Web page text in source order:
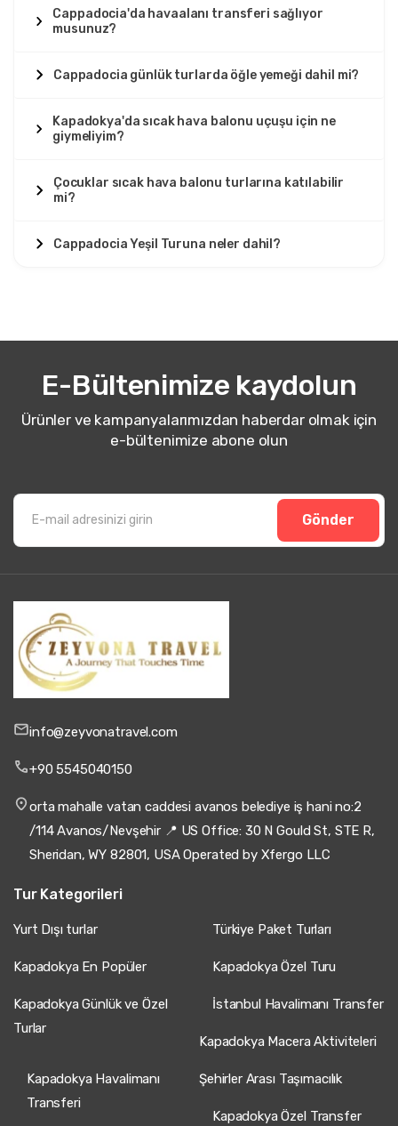
Cappadocia'da havaalanı transferi sağlıyor
musunuz?
Cappadocia günlük turlarda öğle yemeği dahil mi?
Kapadokya'da sıcak hava balonu uçuşu için ne
giymeliyim?
Çocuklar sıcak hava balonu turlarına katılabilir
mi?
Cappadocia Yeşil Turuna neler dahil?
E-Bültenimize kaydolun
Ürünler ve kampanyalarımızdan haberdar olmak için
e-bültenimize abone olun
Gönder
info@zeyvonatravel.com
+90 5545040150
orta mahalle vatan caddesi avanos belediye iş hani no:2
/114 Avanos/Nevşehir 📍 US Office: 30 N Gould St, STE R,
Sheridan, WY 82801, USA Operated by Xfergo LLC
Tur Kategorileri
Yurt Dışı turlar Türkiye Paket Turları
Kapadokya En Popüler Kapadokya Özel Turu
Kapadokya Günlük ve Özel
Turlar
İstanbul Havalimanı Transfer
Kapadokya Macera Aktiviteleri
Kapadokya Havalimanı
Transferi
Şehirler Arası Taşımacılık
Kapadokya Özel Transfer